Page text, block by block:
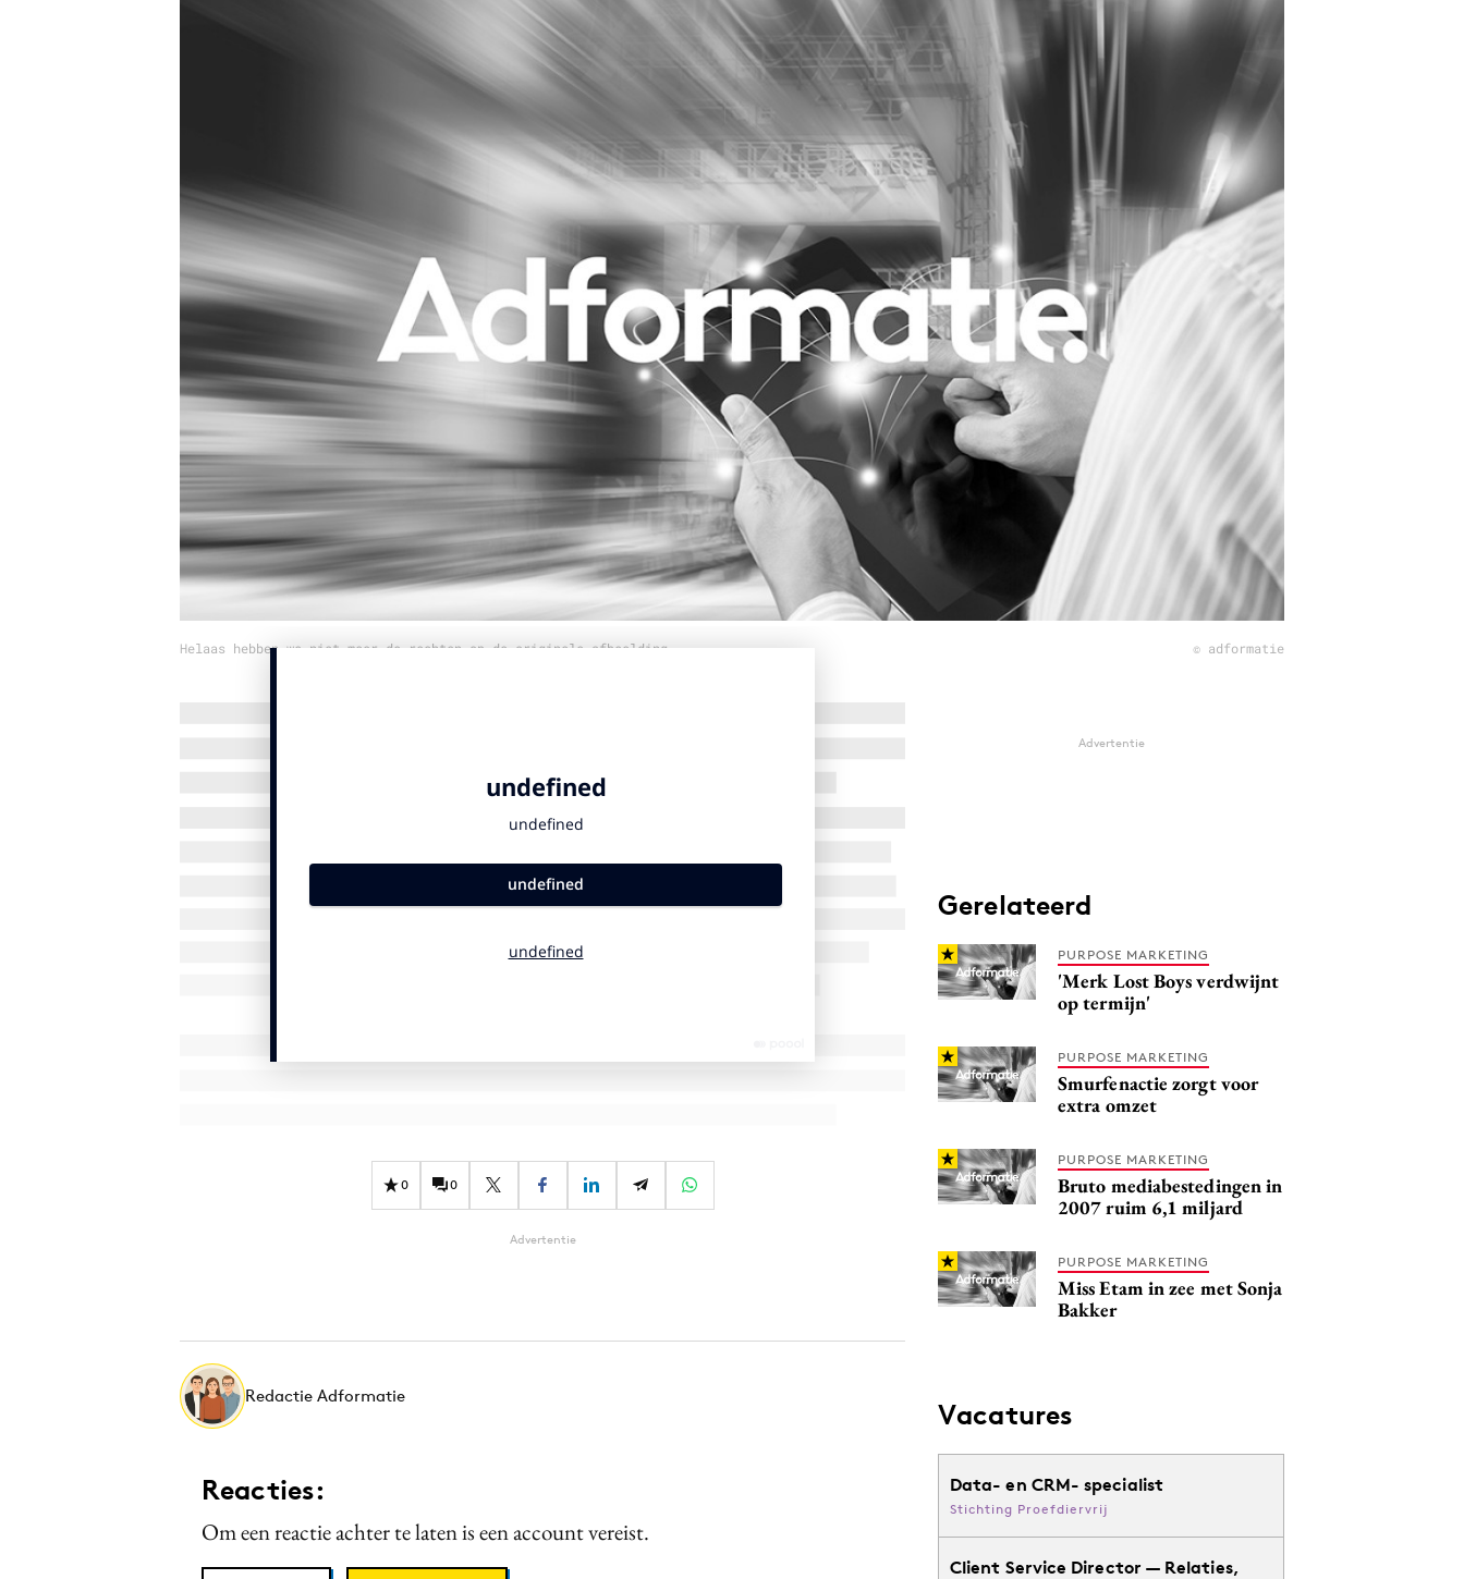
Influencer marketing
Interne communicatie
Purpose Marketing
Reputatie & crisis
Helaas hebben we niet meer de rechten op de originele afbeelding © adformatie
0 0
Advertentie
Redactie Adformatie
Reacties:
Om een reactie achter te laten is een account vereist.
Advertentie
Gerelateerd
PURPOSE MARKETING
'Merk Lost Boys verdwijnt
op termijn'
PURPOSE MARKETING
Smurfenactie zorgt voor
extra omzet
PURPOSE MARKETING
Bruto mediabestedingen in
2007 ruim 6,1 miljard
PURPOSE MARKETING
Miss Etam in zee met Sonja
Bakker
Vacatures
Data- en CRM- specialist
Stichting Proefdiervrij
Client Service Director — Relaties,